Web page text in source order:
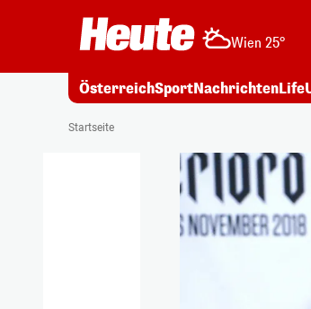
Wien 25°
ÖsterreichSportNachrichtenLife
Startseite